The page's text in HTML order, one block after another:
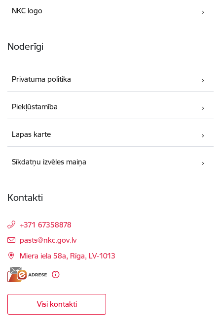
NKC logo
Noderīgi
Privātuma politika
Piekļūstamība
Lapas karte
Sīkdatņu izvēles maiņa
Kontakti
+371 67358878
E-pasts:
pasts@nkc.gov.lv
Miera iela 58a, Rīga, LV-1013
Visi kontakti